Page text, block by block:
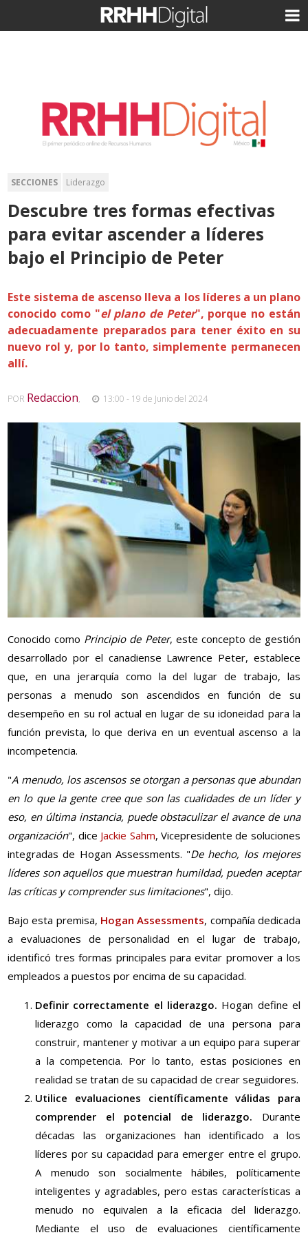
SECCIONES Liderazgo
Descubre tres formas efectivas
para evitar ascender a líderes
bajo el Principio de Peter
Este sistema de ascenso lleva a los líderes a un plano
conocido como "el plano de Peter", porque no están
adecuadamente preparados para tener éxito en su
nuevo rol y, por lo tanto, simplemente permanecen
allí.
POR Redaccion, 13:00 - 19 de Junio del 2024
Conocido como Principio de Peter, este concepto de gestión
desarrollado por el canadiense Lawrence Peter, establece
que, en una jerarquía como la del lugar de trabajo, las
personas a menudo son ascendidos en función de su
desempeño en su rol actual en lugar de su idoneidad para la
función prevista, lo que deriva en un eventual ascenso a la
incompetencia.
"A menudo, los ascensos se otorgan a personas que abundan
en lo que la gente cree que son las cualidades de un líder y
eso, en última instancia, puede obstaculizar el avance de una
organización", dice Jackie Sahm, Vicepresidente de soluciones
integradas de Hogan Assessments. "De hecho, los mejores
líderes son aquellos que muestran humildad, pueden aceptar
las críticas y comprender sus limitaciones", dijo.
Bajo esta premisa, Hogan Assessments, compañía dedicada
a evaluaciones de personalidad en el lugar de trabajo,
identificó tres formas principales para evitar promover a los
empleados a puestos por encima de su capacidad.
Definir correctamente el liderazgo. Hogan define el
liderazgo como la capacidad de una persona para
construir, mantener y motivar a un equipo para superar
a la competencia. Por lo tanto, estas posiciones en
realidad se tratan de su capacidad de crear seguidores.
Utilice evaluaciones científicamente válidas para
comprender el potencial de liderazgo. Durante
décadas las organizaciones han identificado a los
líderes por su capacidad para emerger entre el grupo.
A menudo son socialmente hábiles, políticamente
inteligentes y agradables, pero estas características a
menudo no equivalen a la eficacia del liderazgo.
Mediante el uso de evaluaciones científicamente